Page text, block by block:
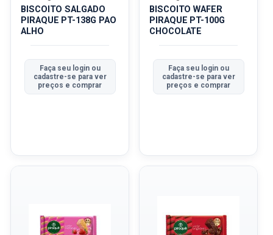
BISCOITO SALGADO
PIRAQUE PT-138G PAO
ALHO
Faça seu login ou
cadastre-se para ver
preços e comprar
BISCOITO WAFER
PIRAQUE PT-100G
CHOCOLATE
Faça seu login ou
cadastre-se para ver
preços e comprar